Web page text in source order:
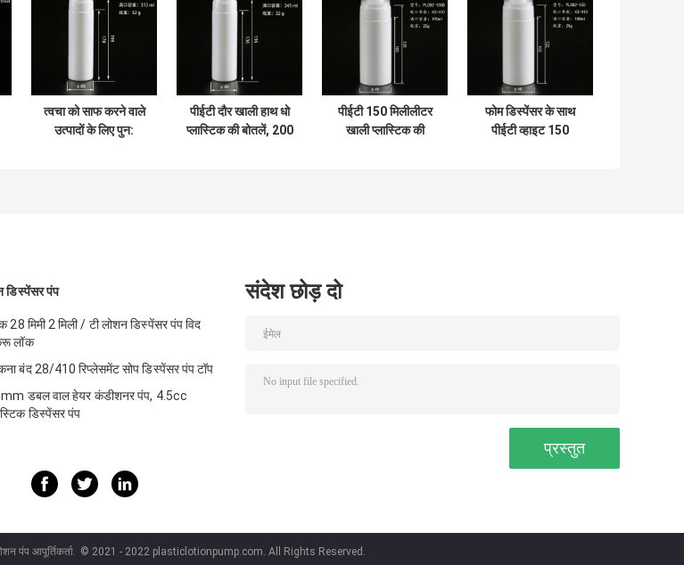
त्वचा को साफ करने वाले
उत्पादों के लिए पुन:
पीईटी दौर खाली हाथ धो
प्लास्टिक की बोतलें, 200
पीईटी 150 मिलीलीटर
खाली प्लास्टिक की
फोम डिस्पेंसर के साथ
पीईटी व्हाइट 150
डिस्पेंसर पंप
28 मिमी 2 मिली / टी लोशन डिस्पेंसर पंप विद
लॉक
बंद 28/410 रिप्लेसमेंट सोप डिस्पेंसर पंप टॉप
डबल वाल हेयर कंडीशनर पंप, 4.5cc
डिस्पेंसर पंप
संदेश छोड़ दो
पंप आपूर्तिकर्ता. © 2021 - 2022 plasticlotionpump.com. All Rights Reserved.